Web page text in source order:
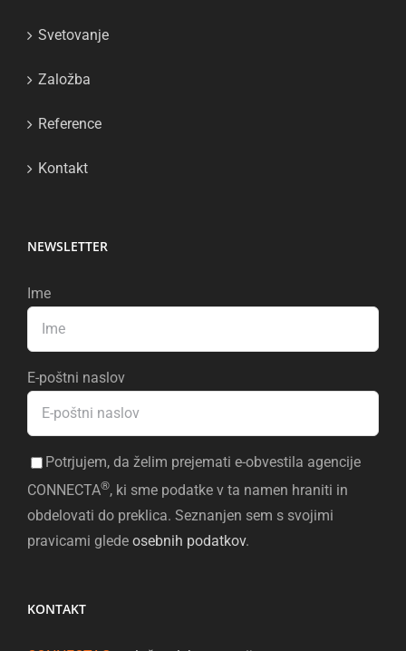
Svetovanje
Založba
Reference
Kontakt
NEWSLETTER
Ime
E-poštni naslov
Potrjujem, da želim prejemati e-obvestila agencije
CONNECTA®, ki sme podatke v ta namen hraniti in
obdelovati do preklica. Seznanjen sem s svojimi
pravicami glede osebnih podatkov.
KONTAKT